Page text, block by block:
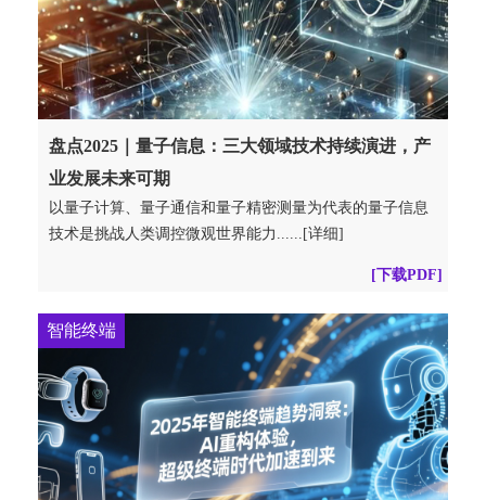
盘点2025｜量子信息：三大领域技术持续演进，产
业发展未来可期
以量子计算、量子通信和量子精密测量为代表的量子信息
技术是挑战人类调控微观世界能力......[详细]
[下载PDF]
智能终端